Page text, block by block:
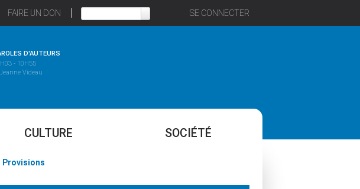
FAIRE UN DON SE CONNECTER
D'AUTEURS
- 10H55
Videau
CULTURE SOCIÉTÉ
Provisions